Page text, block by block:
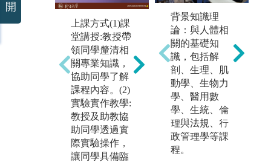
上課方式(1)課
堂講授:教授帶
領同學釐清相
關專業知識，
協助同學了解
課程內容。(2)
實驗實作教學:
教授及助教協
助同學透過實
際實驗操作，
讓同學具備臨
放射應用科學
包括：醫學物
理、核醫藥
物、X光造
影、磁振造
影、正子斷層
造影、超音波
造影、特殊造
影、輻射應用
科學、放射治
療暨計劃等應
背景知識理
論：與人體相
關的基礎知
識，包括解
剖、生理、肌
動學、生物力
學、醫用數
學、生統、倫
理與法規、行
政管理學等課
程。
開